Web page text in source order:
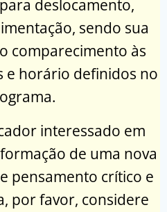
deslocamento,
sendo sua
comparecimento às
e horário definidos no
interessado em
de uma nova
pensamento crítico e
por favor, considere